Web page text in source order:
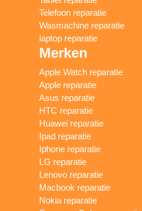
Telefoon reparatie
Wasmachine reparatie
laptop reparatie
Merken
Apple Watch reparatie
Apple reparatie
Asus reparatie
HTC reparatie
Huawei reparatie
Ipad reparatie
Iphone reparatie
LG reparatie
Lenovo reparatie
Macbook reparatie
Nokia reparatie